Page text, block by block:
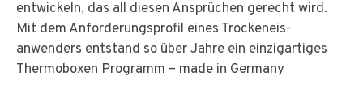
entwickeln, das all diesen Ansprüchen gerecht wird.
Mit dem Anforderungsprofil eines Trockeneis-
anwenders entstand so über Jahre ein einzigartiges
Thermoboxen Programm – made in Germany